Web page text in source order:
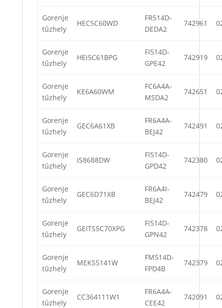
Gorenje
tűzhely
HEC5C60WD
FR514D-
DEDA2
742961
Gorenje
tűzhely
HEI5C61BPG
FI514D-
GPE42
742919
Gorenje
tűzhely
KE6A60WM
FC6A4A-
MSDA2
742651
Gorenje
tűzhely
GEC6A61XB
FR6A4A-
BEJ42
742491
Gorenje
tűzhely
IS8688DW
FI514D-
GPD42
742380
Gorenje
tűzhely
GEC6D71XB
FR6A4I-
BEJ42
742479
Gorenje
tűzhely
GEITS5C70XPG
FI514D-
GPN42
742378
Gorenje
tűzhely
MEKS5141W
FM514D-
FPD4B
742379
Gorenje
tűzhely
CC364111W1
FR6A4A-
CEE42
742091